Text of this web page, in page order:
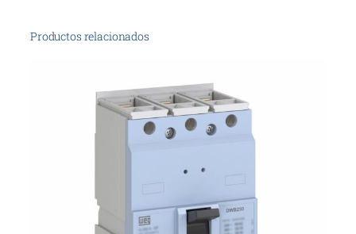
Productos relacionados